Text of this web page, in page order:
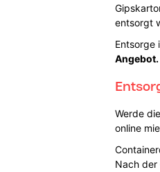
entsorgt
Entsorge
Angebot.
Werde
online
Nach der